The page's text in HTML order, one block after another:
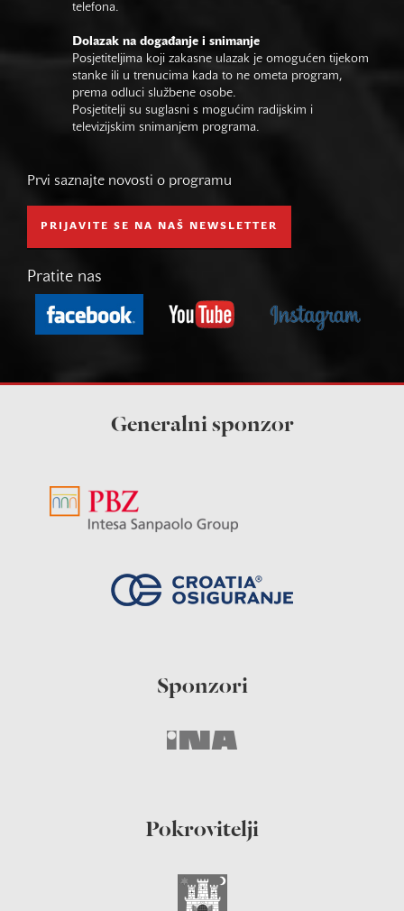
telefona.
Dolazak na događanje i snimanje
Posjetiteljima koji zakasne ulazak je omogućen tijekom
stanke ili u trenucima kada to ne ometa program,
prema odluci službene osobe.
Posjetitelji su suglasni s mogućim radijskim i
televizijskim snimanjem programa.
Prvi saznajte novosti o programu
PRIJAVITE SE NA NAŠ NEWSLETTER
Pratite nas
Generalni sponzor
Sponzori
Pokrovitelji